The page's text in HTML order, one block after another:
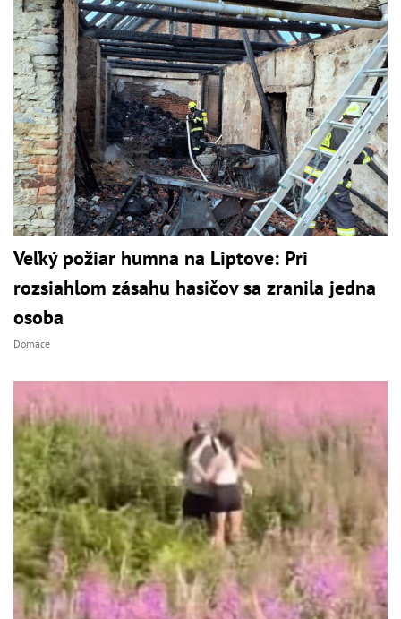
Veľký požiar humna na Liptove: Pri
rozsiahlom zásahu hasičov sa zranila jedna
osoba
Domáce